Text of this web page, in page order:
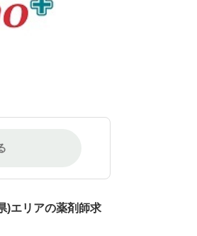
)エリアの薬剤師求